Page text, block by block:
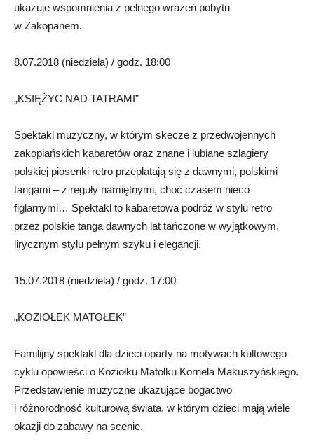
ukazuje wspomnienia z pełnego wrażeń pobytu
w Zakopanem.
8.07.2018 (niedziela) / godz. 18:00
„KSIĘŻYC NAD TATRAMI”
Spektakl muzyczny, w którym skecze z przedwojennych
zakopiańskich kabaretów oraz znane i lubiane szlagiery
polskiej piosenki retro przeplatają się z dawnymi, polskimi
tangami – z reguły namiętnymi, choć czasem nieco
figlarnymi… Spektakl to kabaretowa podróż w stylu retro
przez polskie tanga dawnych lat tańczone w wyjątkowym,
lirycznym stylu pełnym szyku i elegancji.
15.07.2018 (niedziela) / godz. 17:00
„KOZIOŁEK MATOŁEK”
Familijny spektakl dla dzieci oparty na motywach kultowego
cyklu opowieści o Koziołku Matołku Kornela Makuszyńskiego.
Przedstawienie muzyczne ukazujące bogactwo
i różnorodność kulturową świata, w którym dzieci mają wiele
okazji do zabawy na scenie.